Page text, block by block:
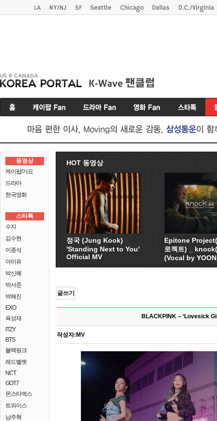
동영상
케이팝/가요
드라마
한국영화
스타톡
수지
김수현
이종석
아이유
박신혜
박서준
박해진
EXO
육성재
ITZY
BTS
블랙핑크
레드벨벳
NCT
GOT7
몬스타엑스
트와이스
남주혁
HOT 동영상
정국 (Jung Kook)
'Standing Next to You'
Official MV
Epitone
로젝트) _
(Vocal by
글쓰기
BLACKPINK – ‘Lovesick
작성자: MV